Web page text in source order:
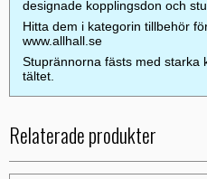
designade kopplingsdon och
Hitta dem i kategorin tillbehör
www.allhall.se
Stuprännorna fästs med starka
tältet.
Relaterade produkter